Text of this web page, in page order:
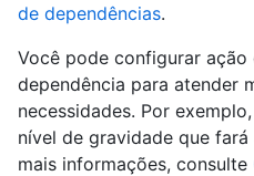
de dependências.
Você pode configurar ação
dependência para atender
necessidades. Por
nível de gravidade que
mais informações, consulte